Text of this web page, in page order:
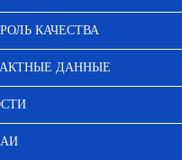
КАЧЕСТВА
ДАННЫЕ